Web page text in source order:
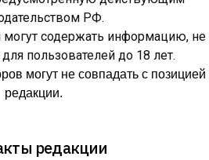
РФ.
содержать информацию, не
пользователей до 18 лет.
могут не совпадать с позицией
редакции.
редакции